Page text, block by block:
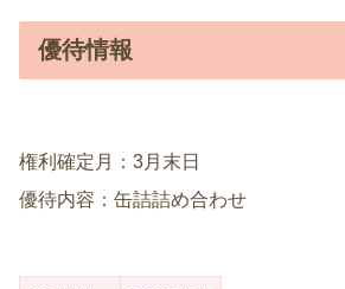
優待情報
権利確定月：3月末日
優待内容：缶詰詰め合わせ